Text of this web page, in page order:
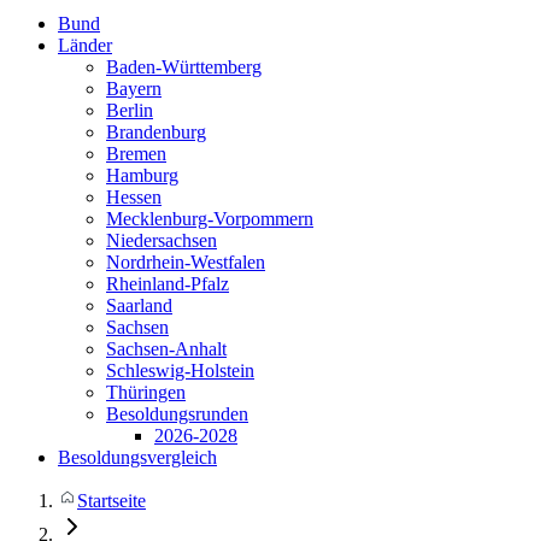
Bund
Länder
Baden-Württemberg
Bayern
Berlin
Brandenburg
Bremen
Hamburg
Hessen
Mecklenburg-Vorpommern
Niedersachsen
Nordrhein-Westfalen
Rheinland-Pfalz
Saarland
Sachsen
Sachsen-Anhalt
Schleswig-Holstein
Thüringen
Besoldungsrunden
2026-2028
Besoldungsvergleich
Startseite